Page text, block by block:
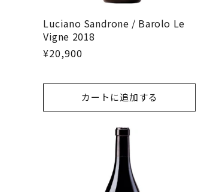
Luciano Sandrone / Barolo Le
Vigne 2018
¥20,900
カートに追加する